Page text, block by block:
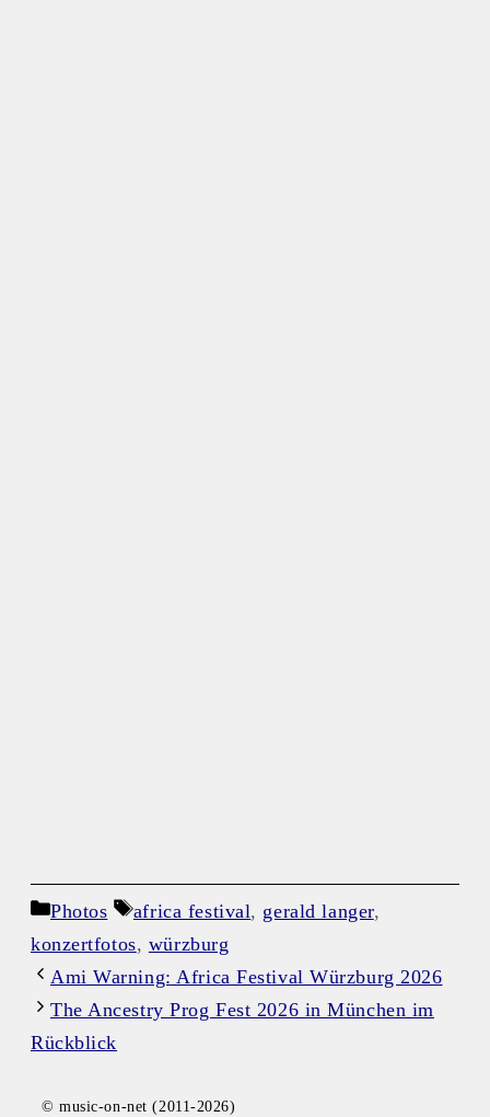
Kategorien
Photos Schlagwörter
africa festival, gerald langer,
konzertfotos, würzburg
Ami Warning: Africa Festival Würzburg 2026
The Ancestry Prog Fest 2026 in München im
Rückblick
© music-on-net (2011-2026)